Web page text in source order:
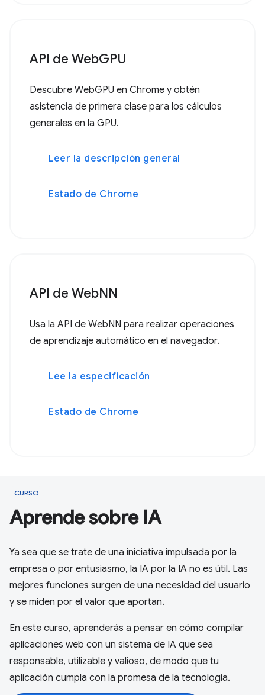
API de WebGPU
Descubre WebGPU en Chrome y obtén
asistencia de primera clase para los cálculos
generales en la GPU.
Leer la descripción general
Estado de Chrome
API de WebNN
Usa la API de WebNN para realizar operaciones
de aprendizaje automático en el navegador.
Lee la especificación
Estado de Chrome
CURSO
Aprende sobre IA
Ya sea que se trate de una iniciativa impulsada por la
empresa o por entusiasmo, la IA por la IA no es útil. Las
mejores funciones surgen de una necesidad del usuario
y se miden por el valor que aportan.
En este curso, aprenderás a pensar en cómo compilar
aplicaciones web con un sistema de IA que sea
responsable, utilizable y valioso, de modo que tu
aplicación cumpla con la promesa de la tecnología.